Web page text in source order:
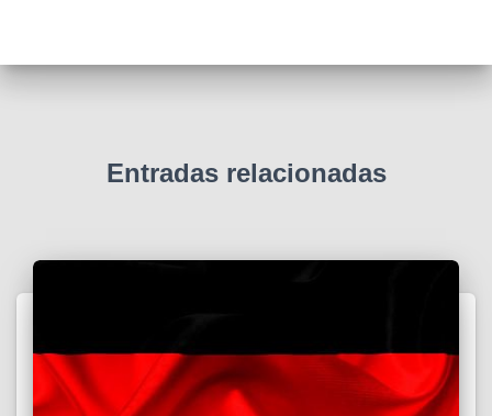
Entradas relacionadas